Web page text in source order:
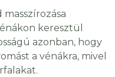
keresztül
azonban, hogy
a vénákra, mivel